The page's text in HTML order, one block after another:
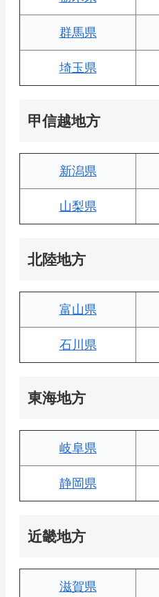
群馬県
埼玉県
甲信越地方
新潟県
山梨県
北陸地方
富山県
石川県
東海地方
岐阜県
静岡県
近畿地方
滋賀県